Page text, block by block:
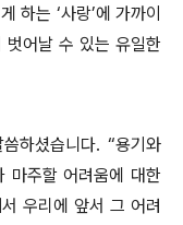
하는 ‘사랑’에 가까이
벗어날 수 있는 유일한
하셨습니다. “용기와
마주할 어려움에 대한
우리에 앞서 그 어려